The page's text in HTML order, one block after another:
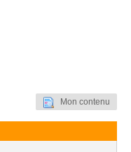
Mon contenu